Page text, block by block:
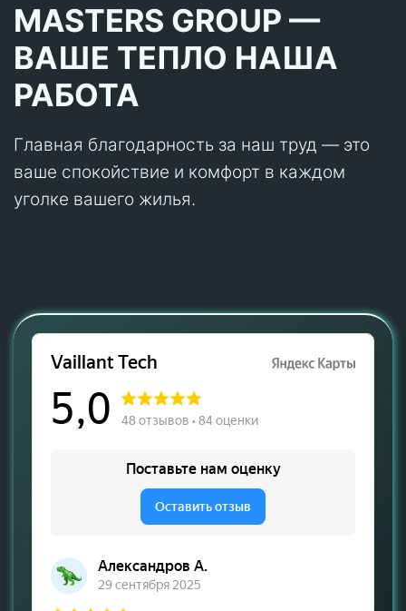
MASTERS GROUP —
ВАШЕ ТЕПЛО НАША
РАБОТА
Главная благодарность за наш труд — это
ваше спокойствие и комфорт в каждом
уголке вашего жилья.